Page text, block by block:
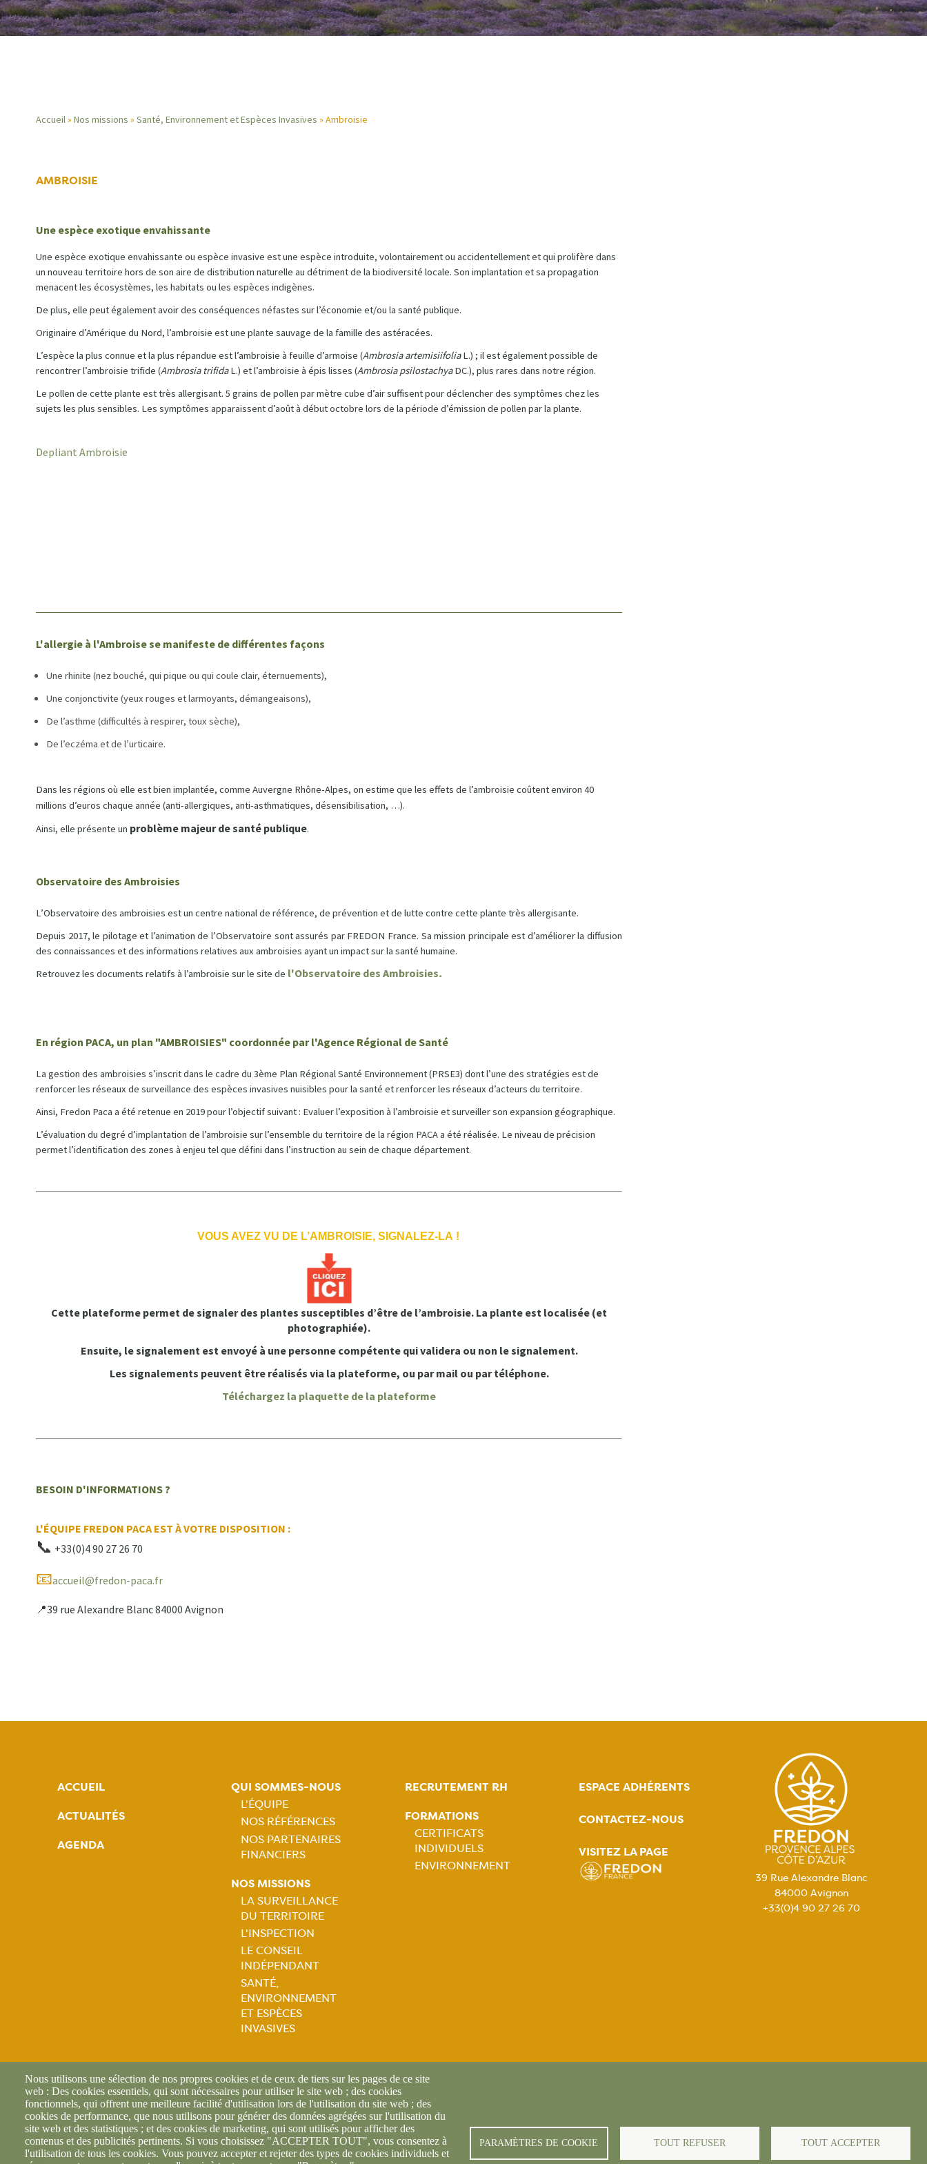
d'Ariane
Accueil Nos missions Santé, Environnement et Espèces Invasives Ambroisie
AMBROISIE
Une espèce exotique envahissante
Une espèce exotique envahissante ou espèce invasive est une espèce introduite, volontairement ou accidentellement et qui prolifère dans
un nouveau territoire hors de son aire de distribution naturelle au détriment de la biodiversité locale. Son implantation et sa propagation
menacent les écosystèmes, les habitats ou les espèces indigènes.
De plus, elle peut également avoir des conséquences néfastes sur l’économie et/ou la santé publique.
Originaire d’Amérique du Nord, l’ambroisie est une plante sauvage de la famille des astéracées.
L’espèce la plus connue et la plus répandue est l’ambroisie à feuille d’armoise (Ambrosia artemisiifoliaL.) ; il est également possible de
rencontrer l’ambroisie trifide (Ambrosia trifidaL.) et l’ambroisie à épis lisses (Ambrosia psilostachyaDC.), plus rares dans notre région.
Le pollen de cette plante est très allergisant. 5 grains de pollen par mètre cube d’air suffisent pour déclencher des symptômes chez les
sujets les plus sensibles. Les symptômes apparaissent d’août à début octobre lors de la période d’émission de pollen par la plante.
Depliant Ambroisie
L'allergie à l'Ambroise se manifeste de différentes façons
Une rhinite (nez bouché, qui pique ou qui coule clair, éternuements),
Une conjonctivite (yeux rouges et larmoyants, démangeaisons),
De l’asthme (difficultés à respirer, toux sèche),
De l’eczéma et de l’urticaire.
Dans les régions où elle est bien implantée, comme Auvergne Rhône-Alpes, on estime que les effets de l’ambroisie coûtent environ 40
millions d’euros chaque année (anti-allergiques, anti-asthmatiques, désensibilisation, …).
Ainsi, elle présente un problème majeur de santé publique.
Observatoire des Ambroisies
L’Observatoire des ambroisies est un centre national de référence, de prévention et de lutte contre cette plante très allergisante.
Depuis 2017, le pilotage et l’animation de l’Observatoire sont assurés par FREDON France. Sa mission principale est d’améliorer la diffusion
des connaissances et des informations relatives aux ambroisies ayant un impact sur la santé humaine.
Retrouvez les documents relatifs à l’ambroisie sur le site de l'Observatoire des Ambroisies.
En région PACA, un plan "AMBROISIES" coordonnée par l'Agence Régional de Santé
La gestion des ambroisies s’inscrit dans le cadre du 3ème Plan Régional Santé Environnement (PRSE3) dont l’une des stratégies est de
renforcer les réseaux de surveillance des espèces invasives nuisibles pour la santé et renforcer les réseaux d’acteurs du territoire.
Ainsi, Fredon Paca a été retenue en 2019 pour l’objectif suivant : Evaluer l’exposition à l’ambroisie et surveiller son expansion géographique.
L’évaluation du degré d’implantation de l’ambroisie sur l’ensemble du territoire de la région PACA a été réalisée. Le niveau de précision
permet l’identification des zones à enjeu tel que défini dans l’instruction au sein de chaque département.
VOUS AVEZ VU DE L’AMBROISIE, SIGNALEZ-LA !
Cette plateforme permet de signaler des plantes susceptibles d’être de l’ambroisie. La plante est localisée (et
photographiée).
Ensuite, le signalement est envoyé à une personne compétente qui validera ou non le signalement.
Les signalements peuvent être réalisés via la plateforme, ou par mail ou par téléphone.
Téléchargez la plaquette de la plateforme
BESOIN D'INFORMATIONS ?
L'ÉQUIPE FREDON PACA EST À VOTRE DISPOSITION :
📞 +33(0)4 90 27 26 70
📧accueil@fredon-paca.fr
📍39 rue Alexandre Blanc 84000 Avignon
ACCUEIL
ACTUALITÉS
AGENDA
QUI SOMMES-NOUS
Navigation
principale
L'ÉQUIPE
NOS RÉFÉRENCES
NOS PARTENAIRES
FINANCIERS
NOS MISSIONS
Navigation
principale
LA SURVEILLANCE
DU TERRITOIRE
L'INSPECTION
LE CONSEIL
INDÉPENDANT
SANTÉ,
ENVIRONNEMENT
ET ESPÈCES
INVASIVES
RECRUTEMENT RH
FORMATIONS
Navigation
CERTIFICATS
INDIVIDUELS
ENVIRONNEMENT
ESPACE ADHÉRENTS
CONTACTEZ-NOUS
VISITEZ LA PAGE
39 Rue Alexandre Blanc
84000 Avignon
+33(0)4 90 27 26 70
© FREDON 2025 -Mentions légales
Nous utilisons une sélection de nos propres cookies et de ceux de tiers sur les pages de ce site
web : Des cookies essentiels, qui sont nécessaires pour utiliser le site web ; des cookies
fonctionnels, qui offrent une meilleure facilité d'utilisation lors de l'utilisation du site web ; des
cookies de performance, que nous utilisons pour générer des données agrégées sur l'utilisation du
site web et des statistiques ; et des cookies de marketing, qui sont utilisés pour afficher des
contenus et des publicités pertinents. Si vous choisissez "ACCEPTER TOUT", vous consentez à
l'utilisation de tous les cookies. Vous pouvez accepter et rejeter des types de cookies individuels et
PARAMÈTRES DE COOKIE TOUT REFUSER TOUT ACCEPTER